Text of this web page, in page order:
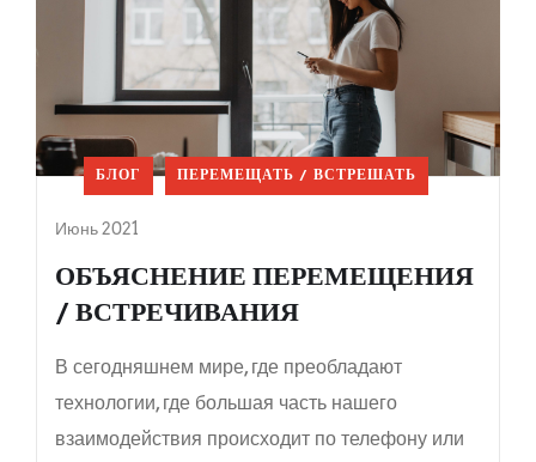
БЛОГ ПЕРЕМЕЩАТЬ / ВСТРЕШАТЬ
Июнь 2021
ОБЪЯСНЕНИЕ ПЕРЕМЕЩЕНИЯ
/ ВСТРЕЧИВАНИЯ
В сегодняшнем мире, где преобладают
технологии, где большая часть нашего
взаимодействия происходит по телефону или